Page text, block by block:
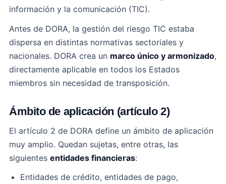
información y la comunicación (TIC).
Antes de DORA, la gestión del riesgo TIC estaba
dispersa en distintas normativas sectoriales y
nacionales. DORA crea un marco único y armonizado,
directamente aplicable en todos los Estados
miembros sin necesidad de transposición.
Ámbito de aplicación (artículo 2)
El artículo 2 de DORA define un ámbito de aplicación
muy amplio. Quedan sujetas, entre otras, las
siguientes entidades financieras:
Entidades de crédito, entidades de pago,